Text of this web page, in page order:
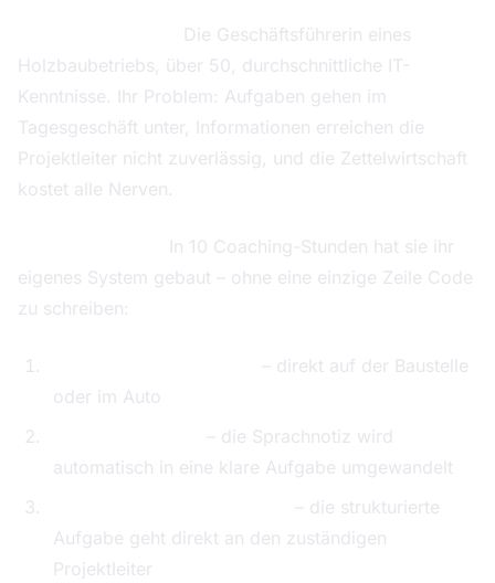
Die Geschäftsführerin eines
Holzbaubetriebs, über 50, durchschnittliche IT-
Kenntnisse. Ihr Problem: Aufgaben gehen im
Tagesgeschäft unter, Informationen erreichen die
Projektleiter nicht zuverlässig, und die Zettelwirtschaft
kostet alle Nerven.
In 10 Coaching-Stunden hat sie ihr
eigenes System gebaut – ohne eine einzige Zeile Code
zu schreiben:
– direkt auf der Baustelle
oder im Auto
– die Sprachnotiz wird
automatisch in eine klare Aufgabe umgewandelt
– die strukturierte
Aufgabe geht direkt an den zuständigen
Projektleiter